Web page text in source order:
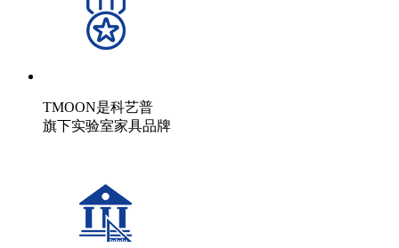
TMOON是科艺普
旗下实验室家具品牌